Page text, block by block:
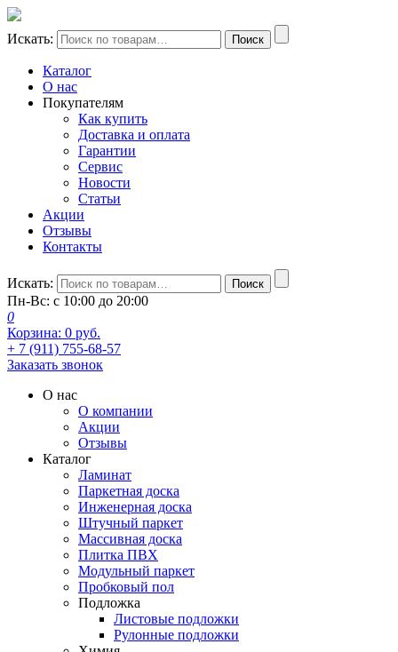
Искать: Поиск
Каталог
О нас
Покупателям
Как купить
Доставка и оплата
Гарантии
Сервис
Новости
Статьи
Акции
Отзывы
Контакты
Искать: Поиск
Пн-Вс: с 10:00 до 20:00
0
Корзина: 0 руб.
+ 7 (911) 755-68-57
Заказать звонок
О нас
О компании
Акции
Отзывы
Каталог
Ламинат
Паркетная доска
Инженерная доска
Штучный паркет
Массивная доска
Плитка ПВХ
Модульный паркет
Пробковый пол
Подложка
Листовые подложки
Рулонные подложки